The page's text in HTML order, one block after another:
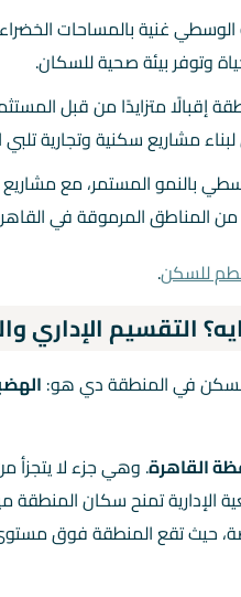
الوسطي غنية بالمساحات
وتوفر بيئة صحية للسكان.
إقبالًا متزايدًا من قبل
مشاريع سكنية وتجارية تلبي
بالنمو المستمر، مع
المناطق المرموقة في
.
التقسيم الإداري
السكن في المنطقة دي هو:
القاهرة. وهي جزء لا يتجزأ
الإدارية تمنح سكان
حيث تقع المنطقة فوق